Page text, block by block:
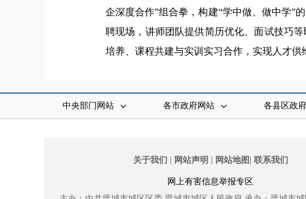
企深度合作”组合拳，构建“学中做、做中学”
聘现场，讲师团队提供简历优化、面试技巧
培养、课程共建与实训实习合作，实现人才供
中央部门网站 各市政府网站 各县区政
关于我们 | 网站声明 | 网站地图 | 联系我们
网上有害信息举报专区